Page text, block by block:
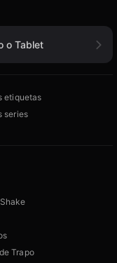
o Tablet
etiquetas
series
Trapo